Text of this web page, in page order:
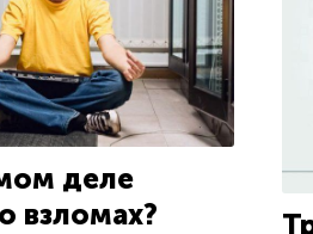
деле
взломах?